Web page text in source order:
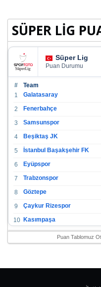
SÜPER LİG
Süper Lig
Puan Durumu
# Team
1 Galatasaray
2
Fenerbahçe
3
Samsunspor
4
Beşiktaş JK
5
İstanbul Başakşehir FK
6
Eyüpspor
7
Trabzonspor
8
Göztepe
9
Çaykur Rizespor
10 Kasımpaşa
Konyaspor Puan Tablomuz